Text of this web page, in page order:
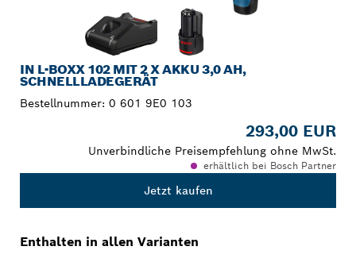
IN L-BOXX 102 MIT 2 X AKKU 3,0 AH,
SCHNELLLADEGERÄT
Bestellnummer: 0 601 9E0 103
293,00 EUR
Unverbindliche Preisempfehlung ohne MwSt.
erhältlich bei Bosch Partner
Jetzt kaufen
Enthalten in allen Varianten